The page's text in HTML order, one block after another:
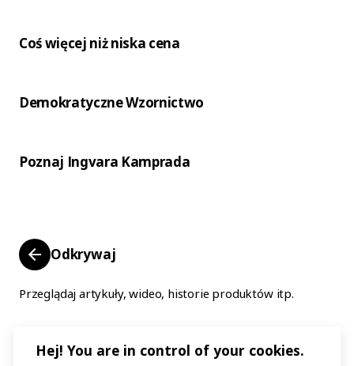
Coś więcej niż niska cena
Demokratyczne Wzornictwo
Poznaj Ingvara Kamprada
Odkrywaj
Przeglądaj artykuły, wideo, historie produktów itp.
Hej! You are in control of your cookies.